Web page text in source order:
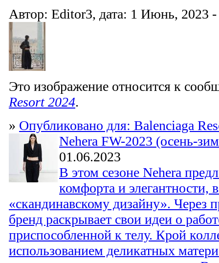
Автор: Editor3, дата: 1 Июнь, 2023
Это изображение относится к
Resort 2024.
» Опубликовано для: Balenciaga
Nehera FW-2023 (осень-
01.06.2023
В этом сезоне Nehera
комфорта и элегантности,
«скандинавскому дизайну». Через
бренд раскрывает свои идеи о
приспособленной к телу. Крой
использованием деликатных